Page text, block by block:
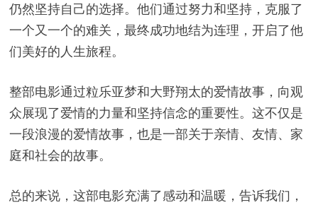
仍然坚持自己的选择。他们通过努力和坚持，克服了
一个又一个的难关，最终成功地结为连理，开启了他
们美好的人生旅程。
整部电影通过粒乐亚梦和大野翔太的爱情故事，向观
众展现了爱情的力量和坚持信念的重要性。这不仅是
一段浪漫的爱情故事，也是一部关于亲情、友情、家
庭和社会的故事。
总的来说，这部电影充满了感动和温暖，告诉我们，